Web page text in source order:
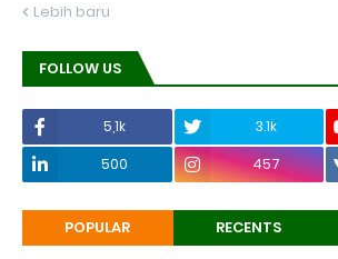
Lebih baru
FOLLOW US
5,1k 3.1k
500
457
POPULAR RECENTS